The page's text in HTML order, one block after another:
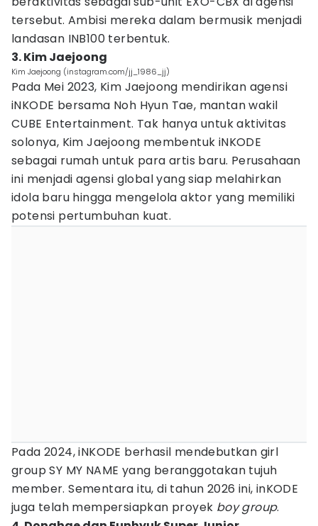
tersebut. Ambisi mereka dalam bermusik menjadi
landasan INB100 terbentuk.
3. Kim Jaejoong
Kim Jaejoong (instagram.com/jj_1986_jj)
Pada Mei 2023, Kim Jaejoong mendirikan agensi
iNKODE bersama Noh Hyun Tae, mantan wakil
CUBE Entertainment. Tak hanya untuk aktivitas
solonya, Kim Jaejoong membentuk iNKODE
sebagai rumah untuk para artis baru. Perusahaan
ini menjadi agensi global yang siap melahirkan
idola baru hingga mengelola aktor yang memiliki
potensi pertumbuhan kuat.
Pada 2024, iNKODE berhasil mendebutkan girl
group SY MY NAME yang beranggotakan tujuh
member. Sementara itu, di tahun 2026 ini, inKODE
juga telah mempersiapkan proyek boy group.